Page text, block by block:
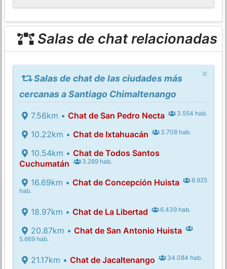
Salas de chat relacionadas
×
Salas de chat de las ciudades más
cercanas a Santiago Chimaltenango
7.56km • Chat de San Pedro Necta 3.554 hab.
10.22km • Chat de Ixtahuacán 3.708 hab.
10.54km • Chat de Todos Santos
Cuchumatán
3.289 hab.
16.69km • Chat de Concepción Huista
8.925
hab.
18.97km • Chat de La Libertad 6.439 hab.
20.87km • Chat de San Antonio Huista
5.669 hab.
21.17km • Chat de Jacaltenango 34.084 hab.